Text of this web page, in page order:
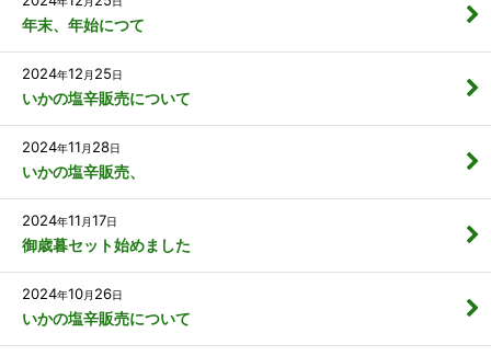
年末、年始につて
2024年12 月 25日
いかの塩辛販売について
2024年11 月 28日
いかの塩辛販売、
2024年11 月17日
御歳暮セット始めました
2024年10月 26日
いかの塩辛販売について